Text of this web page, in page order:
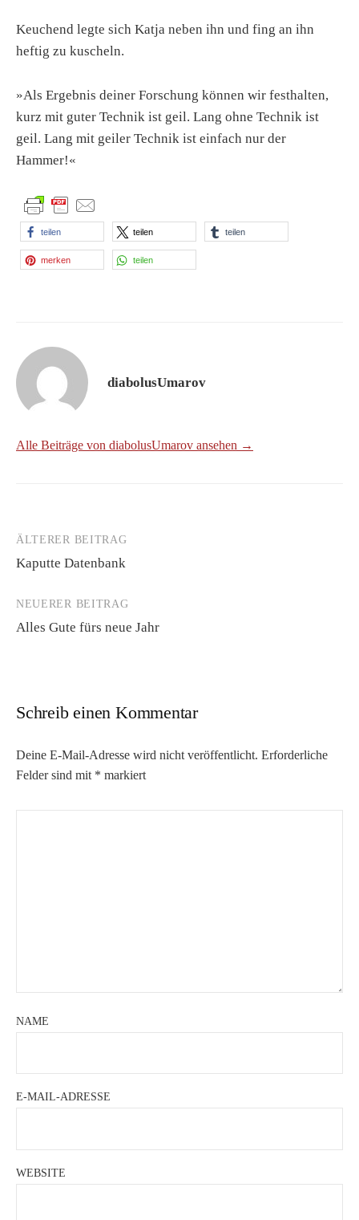
Keuchend legte sich Katja neben ihn und fing an ihn
heftig zu kuscheln.
»Als Ergebnis deiner Forschung können wir festhalten,
kurz mit guter Technik ist geil. Lang ohne Technik ist
geil. Lang mit geiler Technik ist einfach nur der
Hammer!«
teilen teilen teilen
merken teilen
diabolusUmarov
Alle Beiträge von diabolusUmarov ansehen →
Beitrags-
Navigation
ÄLTERER BEITRAG
Kaputte Datenbank
NEUERER BEITRAG
Alles Gute fürs neue Jahr
Schreib einen Kommentar
Deine E-Mail-Adresse wird nicht veröffentlicht. Erforderliche
Felder sind mit * markiert
NAME
E-MAIL-ADRESSE
WEBSITE